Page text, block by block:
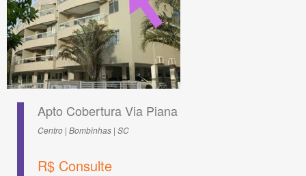
Apto Cobertura Via Piana
Centro | Bombinhas | SC
R$ Consulte